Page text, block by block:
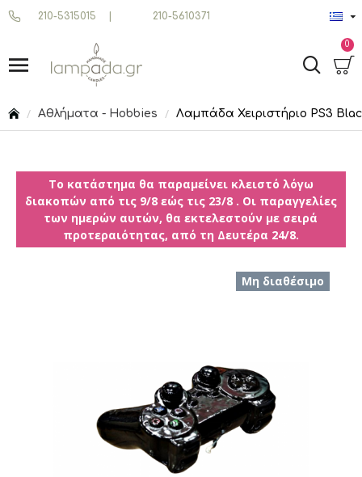
210-5315015 210-5610371
0
Αθλήματα - Hobbies Λαμπάδα Χειριστήριο PS3
Το κατάστημα θα παραμείνει κλειστό λόγω
διακοπών από τις 9/8 εώς τις 23/8 . Οι παραγγελίες
των ημερών αυτών, θα εκτελεστούν με σειρά
προτεραιότητας, από τη Δευτέρα 24/8.
Μη διαθέσιμο